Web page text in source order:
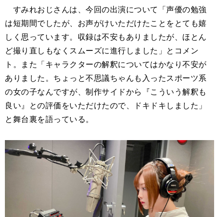
すみれおじさんは、今回の出演について「声優の勉強
は短期間でしたが、お声がけいただけたことをとても嬉
しく思っています。収録は不安もありましたが、ほとん
ど撮り直しもなくスムーズに進行しました」とコメン
ト。また「キャラクターの解釈についてはかなり不安が
ありました。ちょっと不思議ちゃんも入ったスポーツ系
の女の子なんですが、制作サイドから『こういう解釈も
良い』との評価をいただけたので、ドキドキしました」
と舞台裏を語っている。